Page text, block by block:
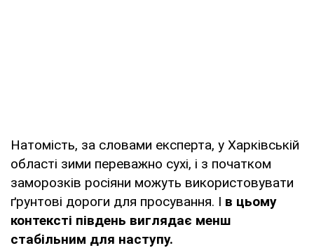
Натомість, за словами експерта, у Харківській
області зими переважно сухі, і з початком
заморозків росіяни можуть використовувати
ґрунтові дороги для просування. І в цьому
контексті південь виглядає менш
стабільним для наступу.